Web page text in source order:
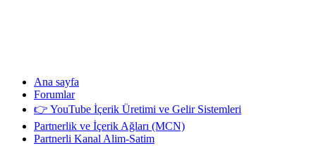
Ana sayfa
Forumlar
👉 YouTube İçerik Üretimi ve Gelir Sistemleri
Partnerlik ve İçerik Ağları (MCN)
Partnerli Kanal Alim-Satim